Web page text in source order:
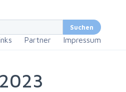
Partner Impressum